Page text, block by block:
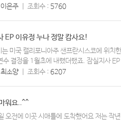
이은주ㅣ 조회수 : 5760
EP 이유정 누나 정말 캄사요!
는 미국 캘리포니아주 샌프란시스코에 위치
수 결정을 1월초에 내렸더랬죠. 잠실지사
최소양ㅣ 조회수 : 6207
워요..^^
오전에 이곳 시애틀에 도착했어요 저는 작